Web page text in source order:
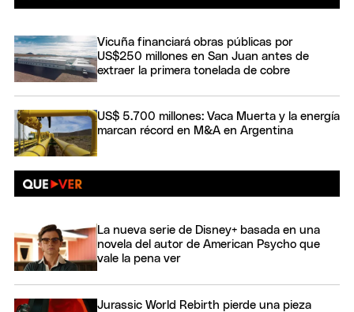
Vicuña financiará obras públicas por
US$250 millones en San Juan antes de
extraer la primera tonelada de cobre
US$ 5.700 millones: Vaca Muerta y la energía
marcan récord en M&A en Argentina
La nueva serie de Disney+ basada en una
novela del autor de American Psycho que
vale la pena ver
Jurassic World Rebirth pierde una pieza